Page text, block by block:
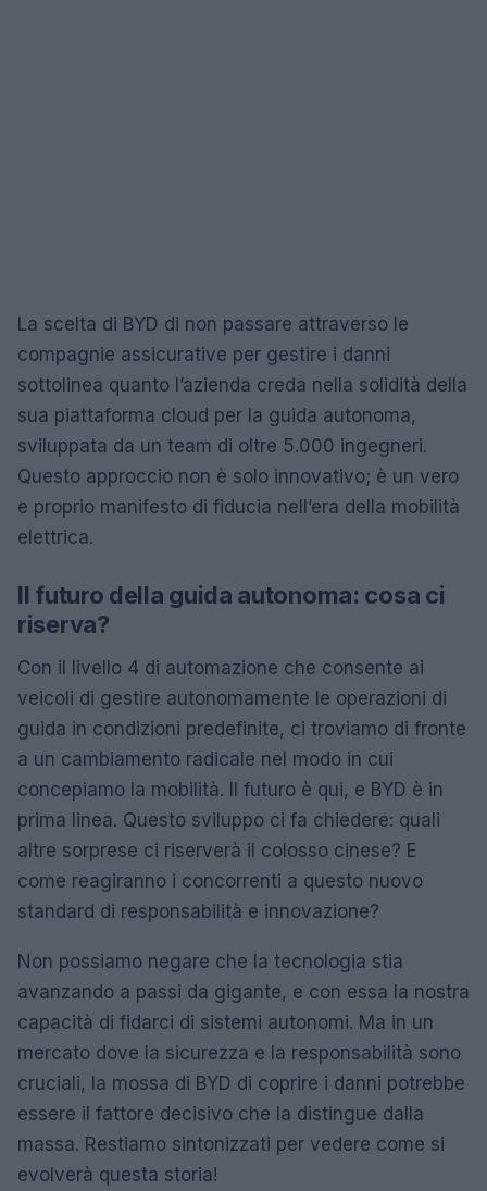
La scelta di BYD di non passare attraverso le
compagnie assicurative per gestire i danni
sottolinea quanto l’azienda creda nella solidità della
sua piattaforma cloud per la guida autonoma,
sviluppata da un team di oltre 5.000 ingegneri.
Questo approccio non è solo innovativo; è un vero
e proprio manifesto di fiducia nell’era della mobilità
elettrica.
Il futuro della guida autonoma: cosa ci
riserva?
Con il livello 4 di automazione che consente ai
veicoli di gestire autonomamente le operazioni di
guida in condizioni predefinite, ci troviamo di fronte
a un cambiamento radicale nel modo in cui
concepiamo la mobilità. Il futuro è qui, e BYD è in
prima linea. Questo sviluppo ci fa chiedere: quali
altre sorprese ci riserverà il colosso cinese? E
come reagiranno i concorrenti a questo nuovo
standard di responsabilità e innovazione?
Non possiamo negare che la tecnologia stia
avanzando a passi da gigante, e con essa la nostra
capacità di fidarci di sistemi autonomi. Ma in un
mercato dove la sicurezza e la responsabilità sono
cruciali, la mossa di BYD di coprire i danni potrebbe
essere il fattore decisivo che la distingue dalla
massa. Restiamo sintonizzati per vedere come si
evolverà questa storia!